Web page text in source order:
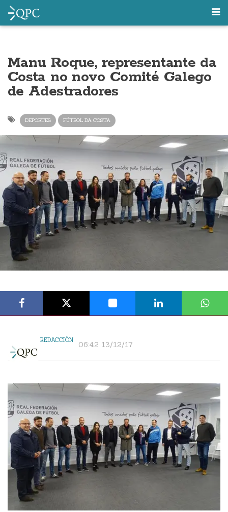
Manu Roque, representante da
Costa no novo Comité Galego
de Adestradores
DEPORTES FÚTBOL DA COSTA
REDACCIÓN 06:42 13/12/17